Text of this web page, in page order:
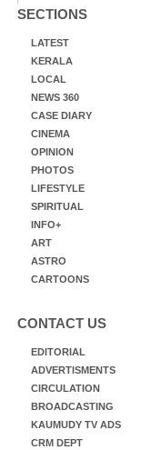
SECTIONS
LATEST
KERALA
LOCAL
NEWS 360
CASE DIARY
CINEMA
OPINION
PHOTOS
LIFESTYLE
SPIRITUAL
INFO+
ART
ASTRO
CARTOONS
CONTACT US
EDITORIAL
ADVERTISMENTS
CIRCULATION
BROADCASTING
KAUMUDY TV ADS
CRM DEPT